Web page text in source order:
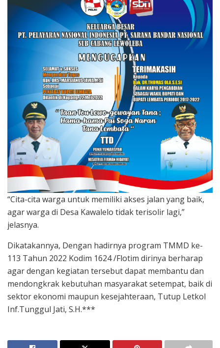
“Cita-cita warga untuk memiliki akses jalan yang baik,
agar warga di Desa Kawalelo tidak terisolir lagi,”
jelasnya.
Dikatakannya, Dengan hadirnya program TMMD ke-
113 Tahun 2022 Kodim 1624 /Flotim dirinya berharap
agar dengan kegiatan tersebut dapat membantu dan
mendongkrak kebutuhan masyarakat setempat, baik di
sektor ekonomi maupun kesejahteraan, Tutup Letkol
Inf.Tunggul Jati, S.H.***